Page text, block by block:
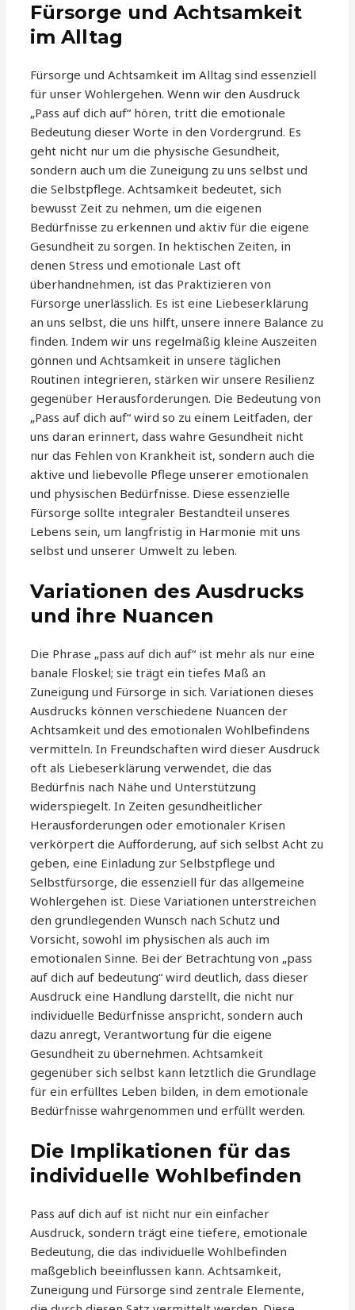
Fürsorge und Achtsamkeit
im Alltag
Fürsorge und Achtsamkeit im Alltag sind essenziell
für unser Wohlergehen. Wenn wir den Ausdruck
„Pass auf dich auf“ hören, tritt die emotionale
Bedeutung dieser Worte in den Vordergrund. Es
geht nicht nur um die physische Gesundheit,
sondern auch um die Zuneigung zu uns selbst und
die Selbstpflege. Achtsamkeit bedeutet, sich
bewusst Zeit zu nehmen, um die eigenen
Bedürfnisse zu erkennen und aktiv für die eigene
Gesundheit zu sorgen. In hektischen Zeiten, in
denen Stress und emotionale Last oft
überhandnehmen, ist das Praktizieren von
Fürsorge unerlässlich. Es ist eine Liebeserklärung
an uns selbst, die uns hilft, unsere innere Balance zu
finden. Indem wir uns regelmäßig kleine Auszeiten
gönnen und Achtsamkeit in unsere täglichen
Routinen integrieren, stärken wir unsere Resilienz
gegenüber Herausforderungen. Die Bedeutung von
„Pass auf dich auf“ wird so zu einem Leitfaden, der
uns daran erinnert, dass wahre Gesundheit nicht
nur das Fehlen von Krankheit ist, sondern auch die
aktive und liebevolle Pflege unserer emotionalen
und physischen Bedürfnisse. Diese essenzielle
Fürsorge sollte integraler Bestandteil unseres
Lebens sein, um langfristig in Harmonie mit uns
selbst und unserer Umwelt zu leben.
Variationen des Ausdrucks
und ihre Nuancen
Die Phrase „pass auf dich auf“ ist mehr als nur eine
banale Floskel; sie trägt ein tiefes Maß an
Zuneigung und Fürsorge in sich. Variationen dieses
Ausdrucks können verschiedene Nuancen der
Achtsamkeit und des emotionalen Wohlbefindens
vermitteln. In Freundschaften wird dieser Ausdruck
oft als Liebeserklärung verwendet, die das
Bedürfnis nach Nähe und Unterstützung
widerspiegelt. In Zeiten gesundheitlicher
Herausforderungen oder emotionaler Krisen
verkörpert die Aufforderung, auf sich selbst Acht zu
geben, eine Einladung zur Selbstpflege und
Selbstfürsorge, die essenziell für das allgemeine
Wohlergehen ist. Diese Variationen unterstreichen
den grundlegenden Wunsch nach Schutz und
Vorsicht, sowohl im physischen als auch im
emotionalen Sinne. Bei der Betrachtung von „pass
auf dich auf bedeutung“ wird deutlich, dass dieser
Ausdruck eine Handlung darstellt, die nicht nur
individuelle Bedürfnisse anspricht, sondern auch
dazu anregt, Verantwortung für die eigene
Gesundheit zu übernehmen. Achtsamkeit
gegenüber sich selbst kann letztlich die Grundlage
für ein erfülltes Leben bilden, in dem emotionale
Bedürfnisse wahrgenommen und erfüllt werden.
Die Implikationen für das
individuelle Wohlbefinden
Pass auf dich auf ist nicht nur ein einfacher
Ausdruck, sondern trägt eine tiefere, emotionale
Bedeutung, die das individuelle Wohlbefinden
maßgeblich beeinflussen kann. Achtsamkeit,
Zuneigung und Fürsorge sind zentrale Elemente,